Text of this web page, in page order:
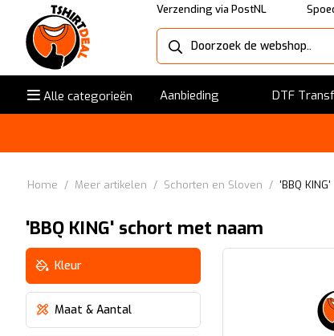
Verzending via PostNL
Alle categorieën Aanbieding DTF
Home / Meer artikelen / Schorten en Sloven / 'BBQ
'BBQ KING' schort met naam
Kleur
Maat & Aantal